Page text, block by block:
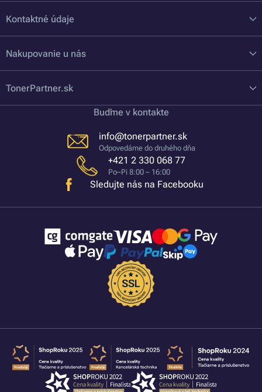
Kontaktné údaje
Nakupovanie u nás
TonerPartner.sk
Buďme v kontakte
info@tonerpartner.sk
Odpovedáme do druhého dňa
+421 2 330 068 77
Po–Pi 8:00 – 16:00
Sledujte nás na Facebooku